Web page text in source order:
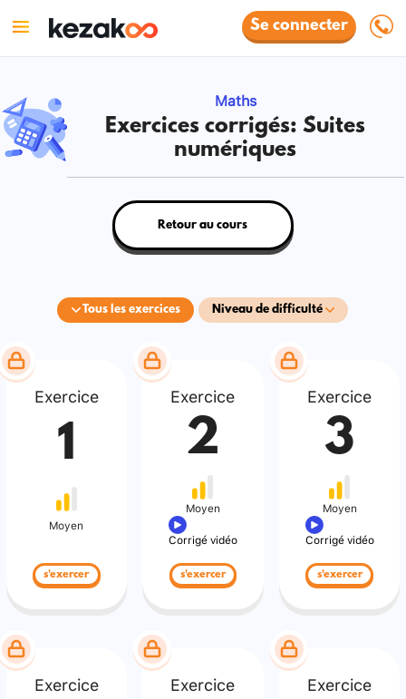
Se connecter
Maths
Exercices corrigés: Suites
numériques
Tous les exercices Niveau de difficulté
Retour au cours
Exercice
1
Moyen
s'exercer
Exercice
2
Moyen
Corrigé vidéo
s'exercer
Exercice
3
Moyen
Corrigé vidéo
s'exercer
Exercice Exercice Exercice